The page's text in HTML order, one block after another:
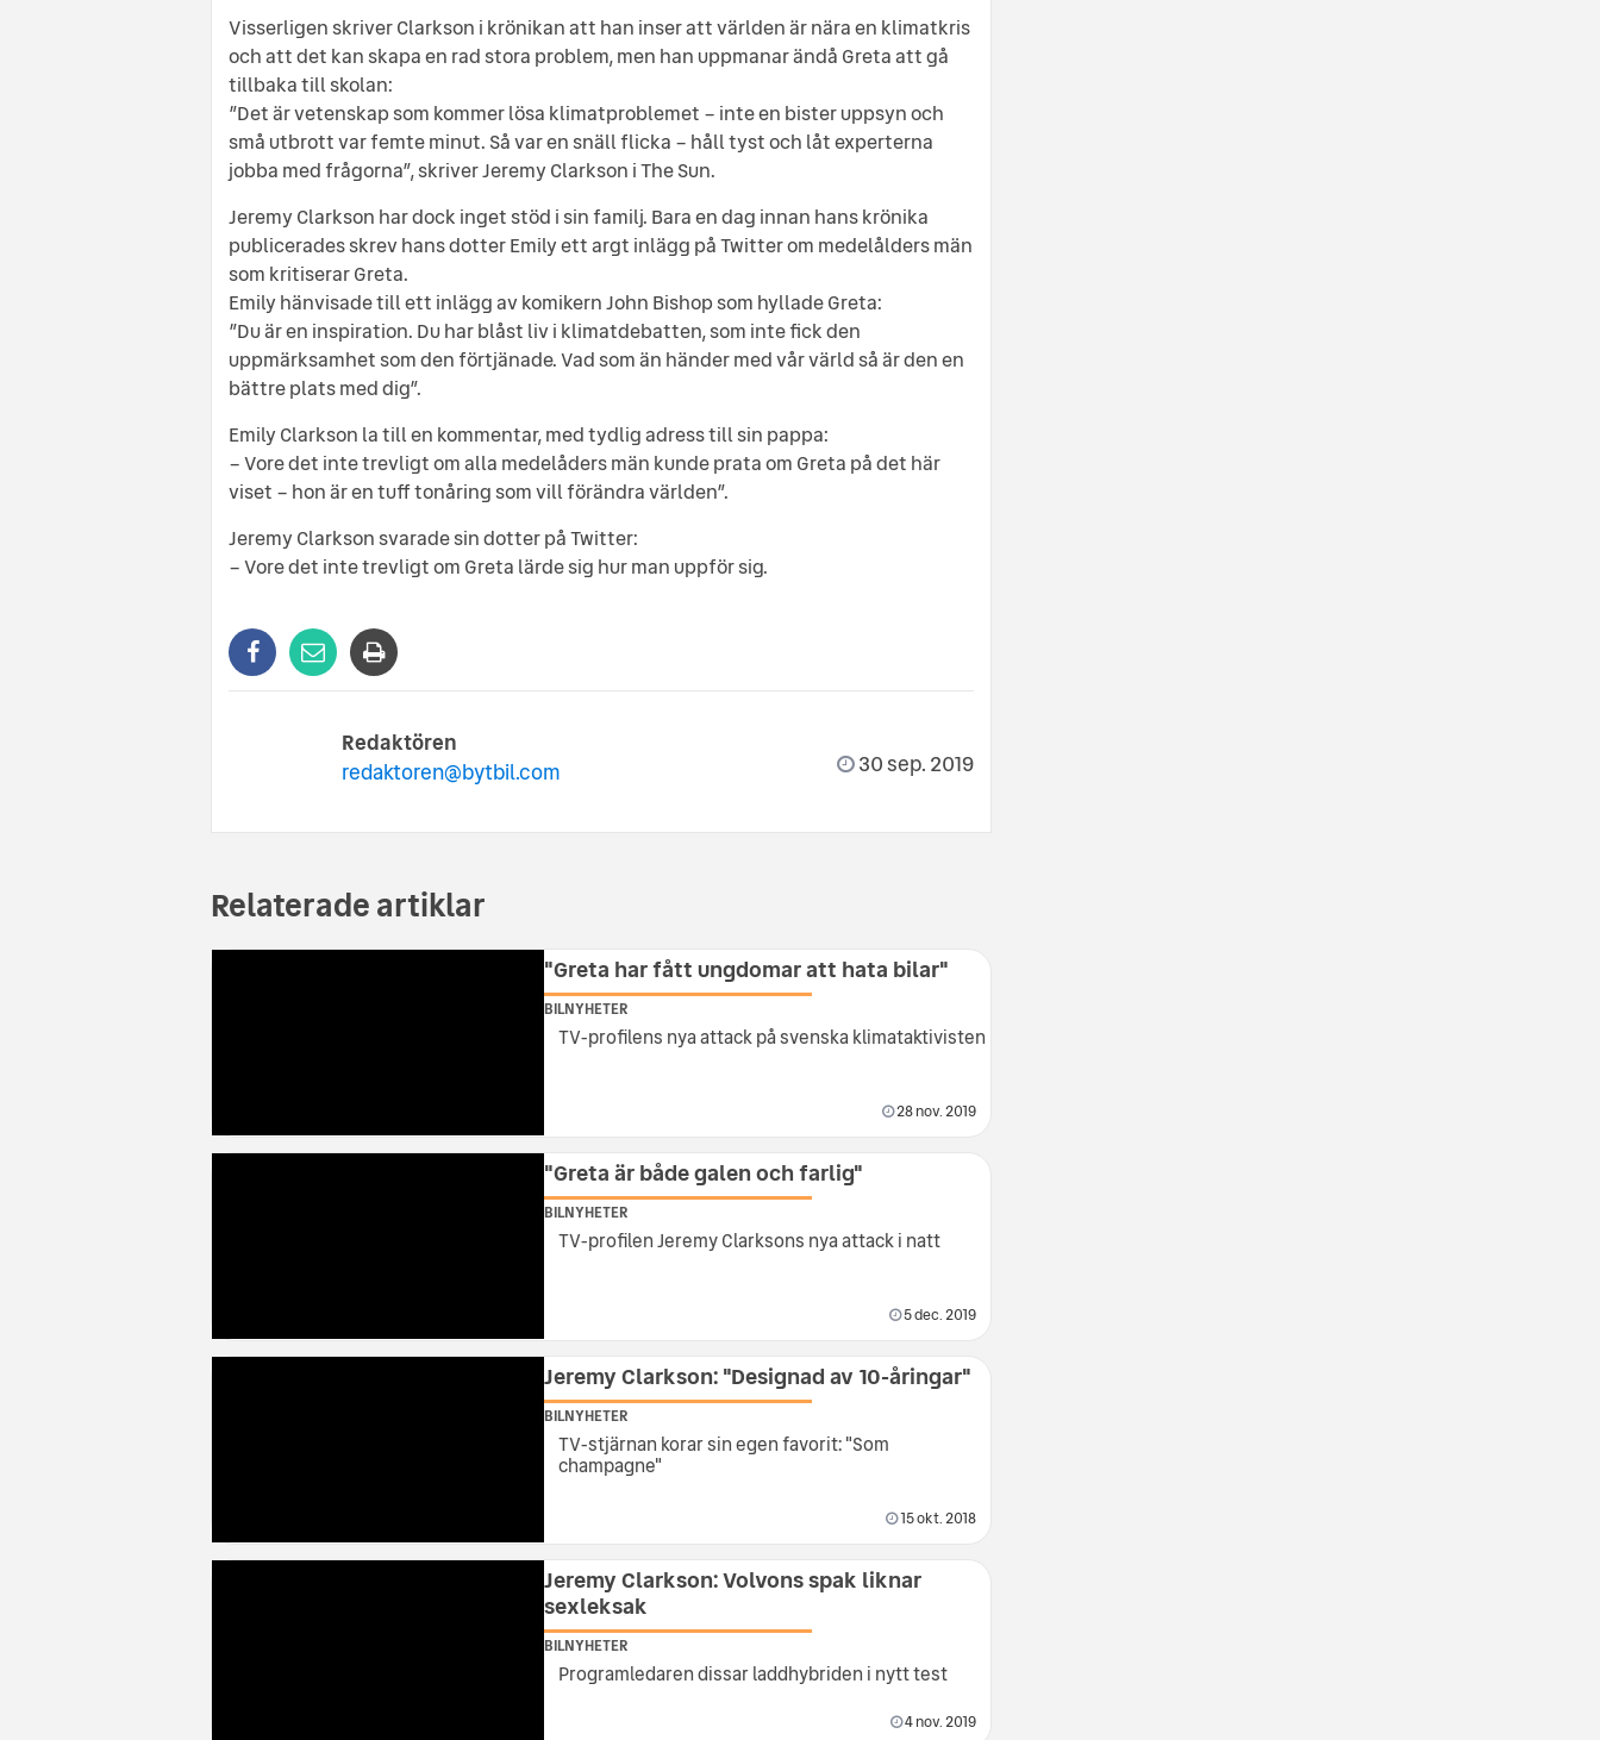
Visserligen skriver Clarkson i krönikan att han inser att världen är nära en klimatkris
och att det kan skapa en rad stora problem, men han uppmanar ändå Greta att gå
tillbaka till skolan:
”Det är vetenskap som kommer lösa klimatproblemet – inte en bister uppsyn och
små utbrott var femte minut. Så var en snäll flicka – håll tyst och låt experterna
jobba med frågorna”, skriver Jeremy Clarkson i The Sun.
Jeremy Clarkson har dock inget stöd i sin familj. Bara en dag innan hans krönika
publicerades skrev hans dotter Emily ett argt inlägg på Twitter om medelålders män
som kritiserar Greta.
Emily hänvisade till ett inlägg av komikern John Bishop som hyllade Greta:
”Du är en inspiration. Du har blåst liv i klimatdebatten, som inte fick den
uppmärksamhet som den förtjänade. Vad som än händer med vår värld så är den en
bättre plats med dig”.
Emily Clarkson la till en kommentar, med tydlig adress till sin pappa:
– Vore det inte trevligt om alla medelåders män kunde prata om Greta på det här
viset – hon är en tuff tonåring som vill förändra världen”.
Jeremy Clarkson svarade sin dotter på Twitter:
– Vore det inte trevligt om Greta lärde sig hur man uppför sig.
Redaktören
redaktoren@bytbil.com
30 sep. 2019
Relaterade artiklar
"Greta har fått ungdomar att hata bilar"
BILNYHETER
TV-profilens nya attack på svenska klimataktivisten
28 nov. 2019
"Greta är både galen och farlig"
BILNYHETER
TV-profilen Jeremy Clarksons nya attack i natt
5 dec. 2019
Jeremy Clarkson: "Designad av 10-åringar"
BILNYHETER
TV-stjärnan korar sin egen favorit: "Som
champagne"
15 okt. 2018
Jeremy Clarkson: Volvons spak liknar
sexleksak
BILNYHETER
Programledaren dissar laddhybriden i nytt test
4 nov. 2019